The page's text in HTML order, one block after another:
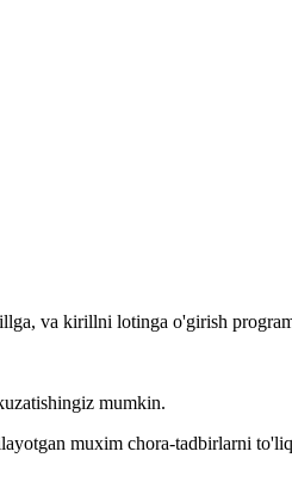
va kirillni lotinga o'girish
mumkin.
muxim chora-tadbirlarni